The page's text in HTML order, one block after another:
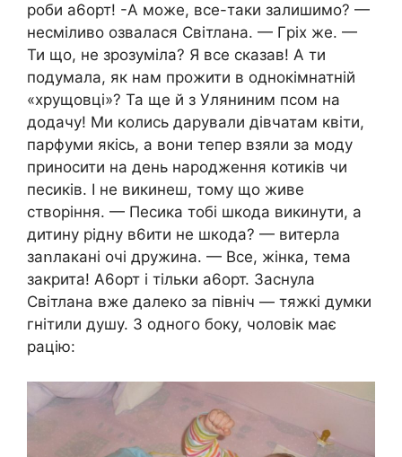
роби а6орт! -А може, все-таки залишимо? —
несміливо озвалася Світлана. — Гpix же. —
Ти що, не зрозуміла? Я все сказав! А ти
подумала, як нам прожити в однокімнатній
«хрущовці»? Та ще й з Уляниним псом на
додачу! Ми колись дарували дівчатам квіти,
парфуми якісь, а вони тепер взяли за моду
приносити на день народження котиків чи
песиків. І не викинеш, тому що живе
створіння. — Песика тобі шкода викинути, а
дитину рідну в6ити не шкода? — витерла
заոлакані очі дружина. — Все, жінка, тема
закрита! А6орт і тільки а6орт. Заснула
Світлана вже далеко за північ — тяжкі думки
гнітили душу. З одного боку, чоловік має
рацію: